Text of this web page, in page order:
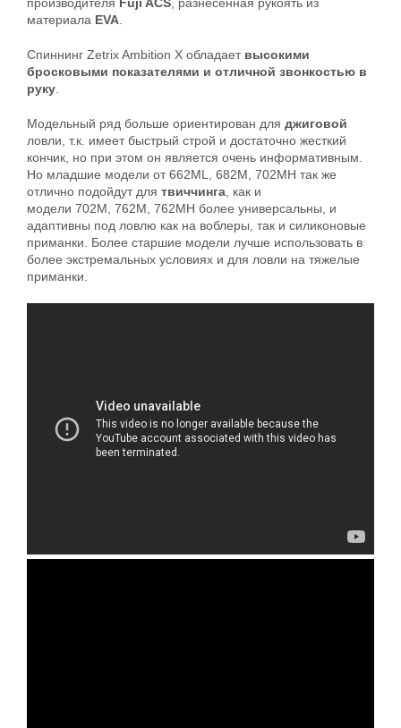
материала EVA
Спиннинг Zetrix Ambition X обладает высокими
бросковыми показателями и отличной звонкостью в
руку
Модельный ряд больше ориентирован для джиговой
ловли, т.к. имеет быстрый строй и достаточно жесткий
кончик, но при этом он является очень информативным.
Но младшие модели от 662ML, 682M, 702MH так же
отлично подойдут для твиччинга , как и
модели 702M, 762M, 762MH более универсальны, и
адаптивны под ловлю как на воблеры, так и силиконовые
приманки. Более старшие модели лучше использовать в
более экстремальных условиях и для ловли на тяжелые
приманки.